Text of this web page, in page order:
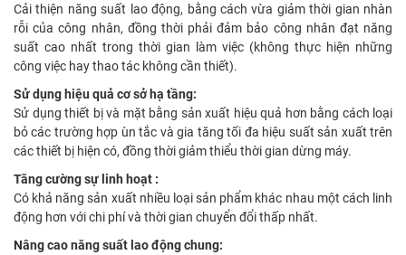
Cải thiện năng suất lao động, bằng cách vừa giảm thời gian nhàn
rỗi của công nhân, đồng thời phải đảm bảo công nhân đạt năng
suất cao nhất trong thời gian làm việc (không thực hiện những
công việc hay thao tác không cần thiết).
Sử dụng hiệu quả cơ sở hạ tầng:
Sử dụng thiết bị và mặt bằng sản xuất hiệu quả hơn bằng cách loại
bỏ các trường hợp ùn tắc và gia tăng tối đa hiệu suất sản xuất trên
các thiết bị hiện có, đồng thời giảm thiểu thời gian dừng máy.
Tăng cường sự linh hoạt :
Có khả năng sản xuất nhiều loại sản phẩm khác nhau một cách linh
động hơn với chi phí và thời gian chuyển đổi thấp nhất.
Nâng cao năng suất lao động chung: